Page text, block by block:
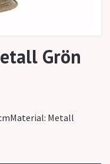
Grön
Metall